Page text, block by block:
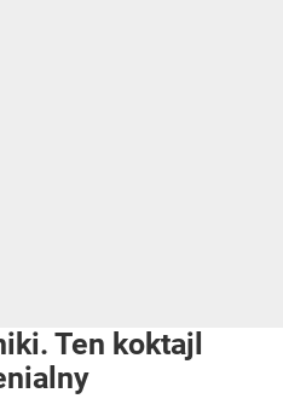
Ten koktajl